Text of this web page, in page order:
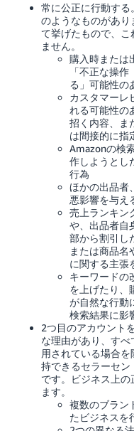
常に公正に行動す
のようなものがあり
て挙げたもので、こ
ません。
購入時または
「不正な操
る」可能性の
カスタマーレ
れる可能性の
招く内容、ま
は間接的に指
Amazonの検
作しようとし
行為
ほかの出品者
悪影響を与え
売上ランキン
や、出品者自
部から割引し
または商品名
に関する主張
キーワードの
を上げたり、
が自然な行動
検索結果に影
2つ目のアカウント
な理由があり、す
用されている場合
持できるセラーセ
です。ビジネス上
ます。
複数のブラン
たビジネスを